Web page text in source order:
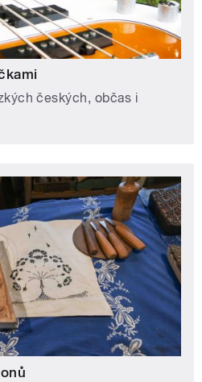
českých, občas i